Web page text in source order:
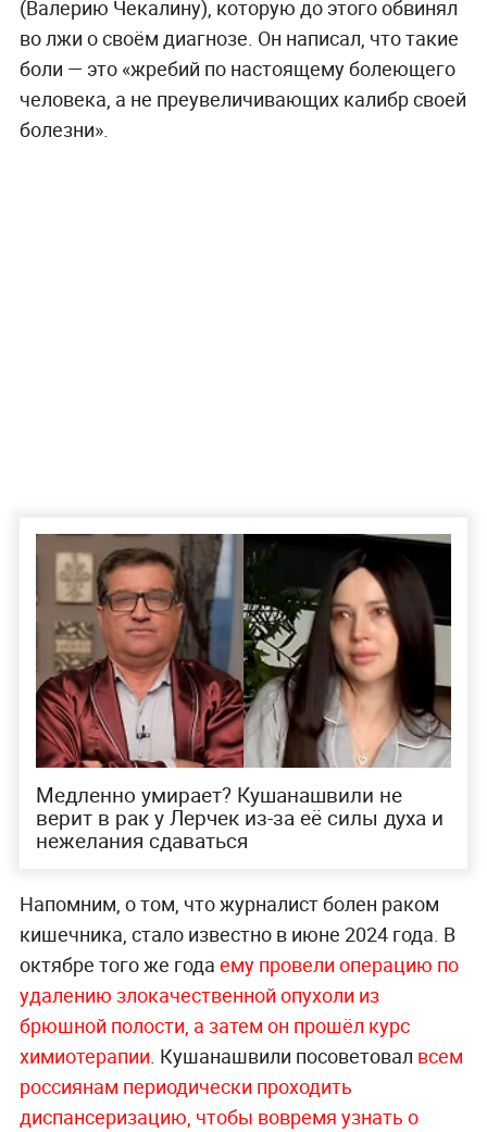
(Валерию Чекалину), которую до этого обвинял
во лжи о своём диагнозе. Он написал, что такие
боли — это «жребий по настоящему болеющего
человека, а не преувеличивающих калибр своей
болезни».
Медленно умирает? Кушанашвили не
верит в рак у Лерчек из-за её силы духа и
нежелания сдаваться
Напомним, о том, что журналист болен раком
кишечника, стало известно в июне 2024 года. В
октябре того же года ему провели операцию по
удалению злокачественной опухоли из
брюшной полости, а затем он прошёл курс
химиотерапии. Кушанашвили посоветовал всем
россиянам периодически проходить
диспансеризацию, чтобы вовремя узнать о